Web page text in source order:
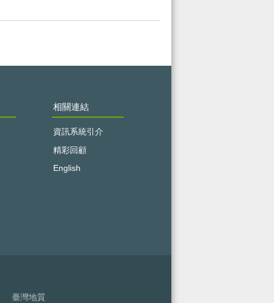
相關連結
資訊系統引介
精彩回顧
English
臺灣地質